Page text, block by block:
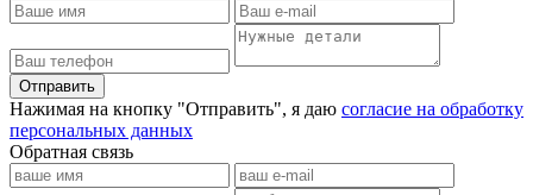
Отправить
Нажимая на кнопку "Отправить", я даю согласие на обработку
персональных данных
Обратная связь